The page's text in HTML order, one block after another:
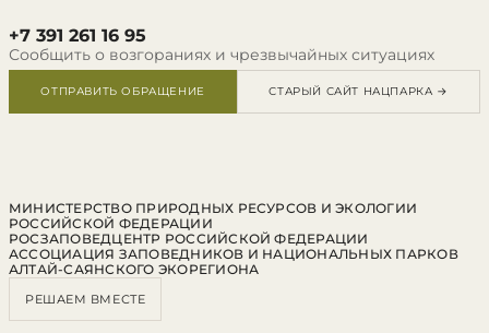
+7 391 261 16 95
Сообщить о возгораниях и чрезвычайных ситуациях
ОТПРАВИТЬ ОБРАЩЕНИЕ СТАРЫЙ САЙТ НАЦПАРКА →
МИНИСТЕРСТВО ПРИРОДНЫХ РЕСУРСОВ И ЭКОЛОГИИ
РОССИЙСКОЙ ФЕДЕРАЦИИ
РОСЗАПОВЕДЦЕНТР РОССИЙСКОЙ ФЕДЕРАЦИИ
АССОЦИАЦИЯ ЗАПОВЕДНИКОВ И НАЦИОНАЛЬНЫХ ПАРКОВ
АЛТАЙ-САЯНСКОГО ЭКОРЕГИОНА
РЕШАЕМ ВМЕСТЕ